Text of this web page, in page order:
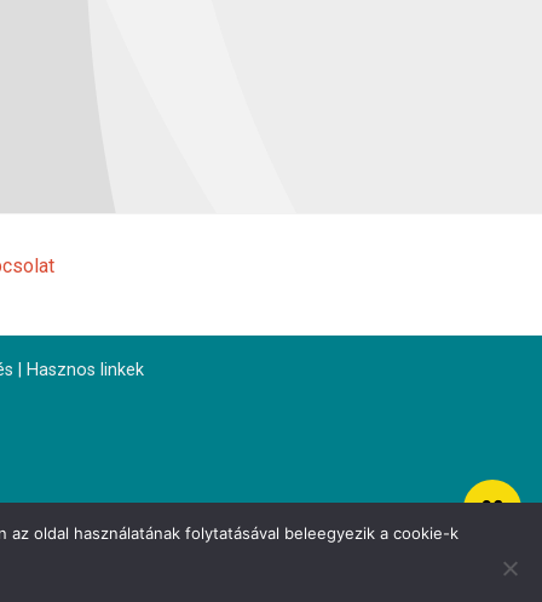
Hasznos linkek
oldal használatának folytatásával beleegyezik a cookie-k